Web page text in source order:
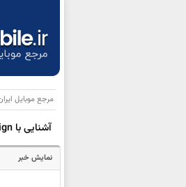
مرجع موبایل
آشنایی با nubia V80 Design – ارزان‌قیمت نسل چهارمی ZTE با ظاهری آیفون‌وار!
نمایش خبر